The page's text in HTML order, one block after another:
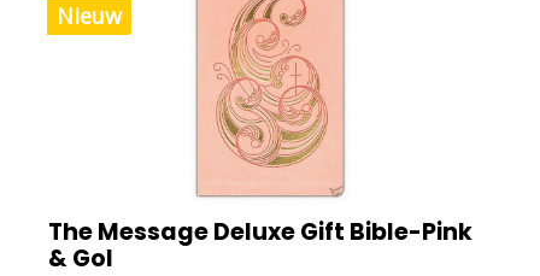
Nieuw
The Message Deluxe Gift Bible-Pink
& Gol